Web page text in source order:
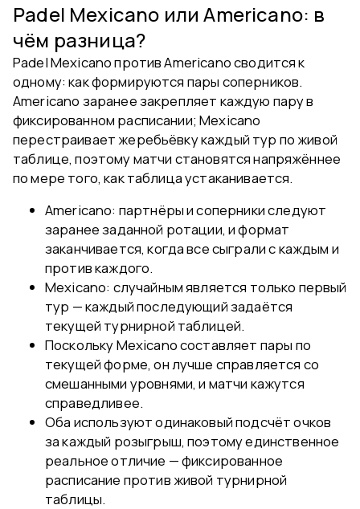
Padel Mexicano или Americano: в
чём разница?
Padel Mexicano против Americano сводится к
одному: как формируются пары соперников.
Americano заранее закрепляет каждую пару в
фиксированном расписании; Mexicano
перестраивает жеребьёвку каждый тур по живой
таблице, поэтому матчи становятся напряжённее
по мере того, как таблица устаканивается.
Americano: партнёры и соперники следуют
заранее заданной ротации, и формат
заканчивается, когда все сыграли с каждым и
против каждого.
Mexicano: случайным является только первый
тур — каждый последующий задаётся
текущей турнирной таблицей.
Поскольку Mexicano составляет пары по
текущей форме, он лучше справляется со
смешанными уровнями, и матчи кажутся
справедливее.
Оба используют одинаковый подсчёт очков
за каждый розыгрыш, поэтому единственное
реальное отличие — фиксированное
расписание против живой турнирной
таблицы.